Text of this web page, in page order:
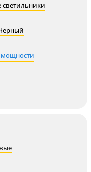
светильники
мощности